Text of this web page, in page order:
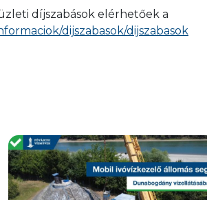
díjszabások elérhetőek a
dijszabasok/dijszabasok